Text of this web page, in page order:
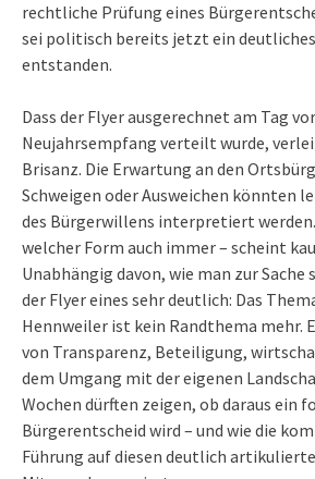
rechtliche Prüfung eines
sei politisch bereits jetzt ein
entstanden.
Dass der Flyer ausgerechnet am Tag
Neujahrsempfang verteilt wurde,
Brisanz. Die Erwartung an den
Schweigen oder Ausweichen könnten
des Bürgerwillens interpretiert
welcher Form auch immer – scheint
Unabhängig davon, wie man zur
der Flyer eines sehr deutlich: Das
Hennweiler ist kein Randthema mehr.
von Transparenz, Beteiligung,
dem Umgang mit der eigenen
Wochen dürften zeigen, ob daraus ein
Bürgerentscheid wird – und wie die
Führung auf diesen deutlich